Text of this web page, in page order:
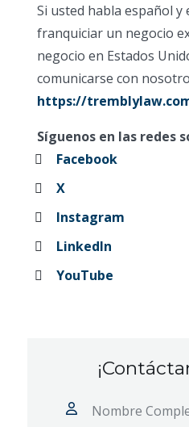
Si usted habla español
franquiciar un negocio
negocio en Estados
comunicarse con
https://
Síguenos en las redes
Facebook
X
Instagram
LinkedIn
YouTube